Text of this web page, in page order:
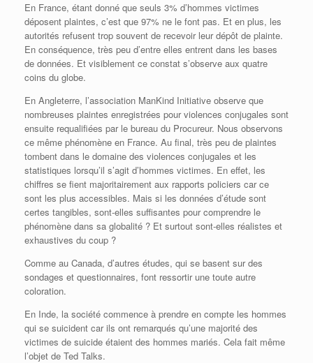
En France, étant donné que seuls 3% d’hommes victimes
déposent plaintes, c’est que 97% ne le font pas. Et en plus, les
autorités refusent trop souvent de recevoir leur dépôt de plainte.
En conséquence, très peu d’entre elles entrent dans les bases
de données. Et visiblement ce constat s’observe aux quatre
coins du globe.
En Angleterre, l’association ManKind Initiative observe que
nombreuses plaintes enregistrées pour violences conjugales sont
ensuite requalifiées par le bureau du Procureur. Nous observons
ce même phénomène en France. Au final, très peu de plaintes
tombent dans le domaine des violences conjugales et les
statistiques lorsqu’il s’agit d’hommes victimes. En effet, les
chiffres se fient majoritairement aux rapports policiers car ce
sont les plus accessibles. Mais si les données d’étude sont
certes tangibles, sont-elles suffisantes pour comprendre le
phénomène dans sa globalité ? Et surtout sont-elles réalistes et
exhaustives du coup ?
Comme au Canada, d’autres études, qui se basent sur des
sondages et questionnaires, font ressortir une toute autre
coloration.
En Inde, la société commence à prendre en compte les hommes
qui se suicident car ils ont remarqués qu’une majorité des
victimes de suicide étaient des hommes mariés. Cela fait même
l’objet de Ted Talks.